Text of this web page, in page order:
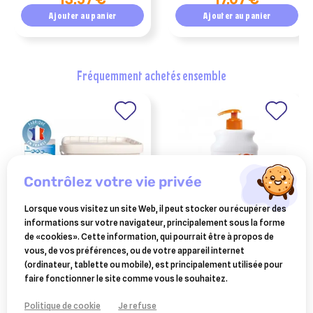
Ajouter au panier Ajouter au panier
fréquemment achetés ensemble
BIMEDA
neobion lait seau 8 kg
124,40 €
CEVA SANTE ANIMALE
douxo s3 pyo shampooing
200 ml
15,37 €
contrôlez votre vie privée
Lorsque vous visitez un site Web, il peut stocker ou récupérer des
informations sur votre navigateur, principalement sous la forme
de «cookies». Cette information, qui pourrait être à propos de
vous, de vos préférences, ou de votre appareil internet
(ordinateur, tablette ou mobile), est principalement utilisée pour
faire fonctionner le site comme vous le souhaitez.
Politique de cookie Je refuse